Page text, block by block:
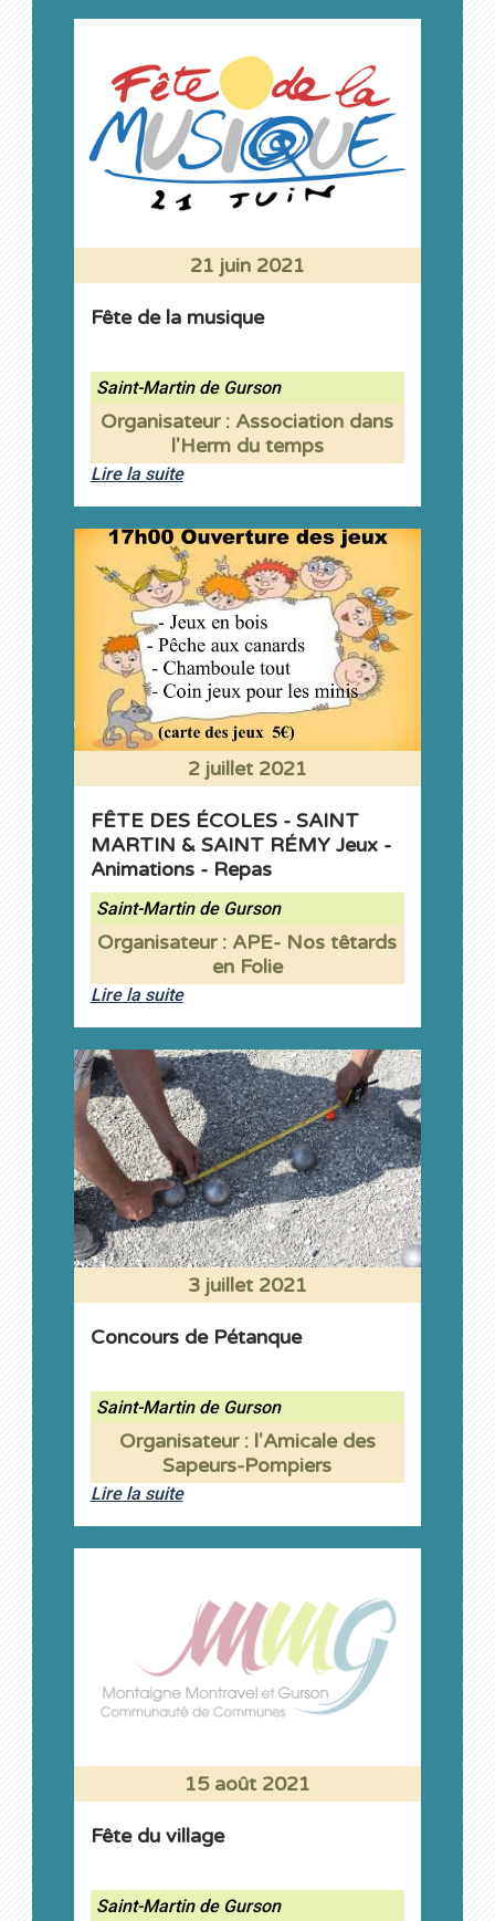
21 juin 2021
Fête de la musique
Saint-Martin de Gurson
Organisateur : Association dans
l'Herm du temps
Lire la suite
2 juillet 2021
FÊTE DES ÉCOLES - SAINT
MARTIN & SAINT RÉMY Jeux -
Animations - Repas
Saint-Martin de Gurson
Organisateur : APE- Nos têtards
en Folie
Lire la suite
3 juillet 2021
Concours de Pétanque
Saint-Martin de Gurson
Organisateur : l'Amicale des
Sapeurs-Pompiers
Lire la suite
15 août 2021
Fête du village
Saint-Martin de Gurson